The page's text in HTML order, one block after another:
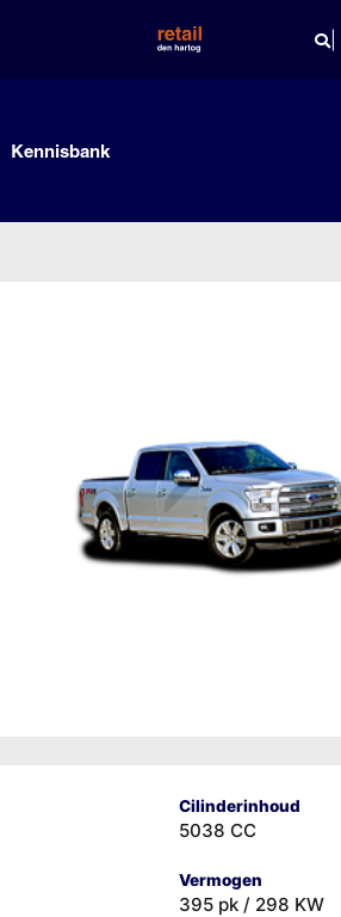
|
Kennisbank
Cilinderinhoud
5038 CC
Vermogen
395 pk / 298 KW